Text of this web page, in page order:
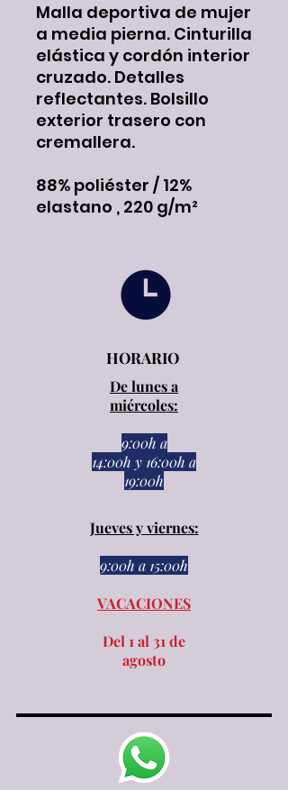
Malla deportiva de mujer
a media pierna. Cinturilla
elástica y cordón interior
cruzado. Detalles
reflectantes. Bolsillo
exterior trasero con
cremallera.
88% poliéster / 12%
elastano , 220 g/m²
HORARIO
De lunes a
miércoles:
9:00h a
14:00h y 16:00h a
19:00h
Jueves y viernes:
9:00h a 15:00h​​
VACACIONES
Del 1 al 31 de
agosto